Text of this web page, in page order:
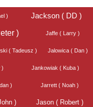
) Jackson ( DD )
) Jaffe ( Larry )
( Tadeusz ) Jalowica ( Dan )
) Jankowiak ( Kuba )
) Jarrett ( Noah )
) Jason ( Robert )